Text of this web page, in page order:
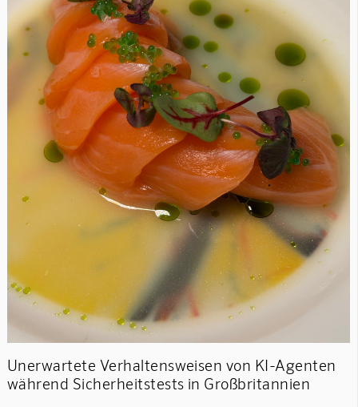
Unerwartete Verhaltensweisen von KI-Agenten
während Sicherheitstests in Großbritannien